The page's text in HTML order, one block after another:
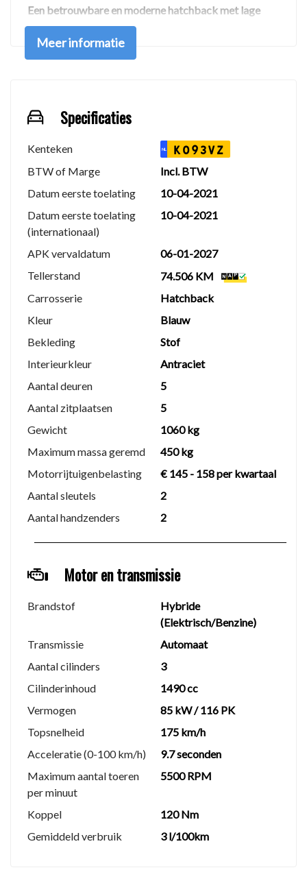
Een betrouwbare en moderne hatchback met lage
gebruikskosten en veel rijcomfort.
U bent van harte welkom voor een proefrit.
zich specialiseert in de in- en verkoop van
betrouwbare occasions tegen een scherpe prijs.
Basis afleverpakket – €395
Minimaal 6 maanden geldige APK
Aflevercontrolebeurt
Auto gereinigd van binnen en buiten
€25 brandstof inbegrepen
Premium afleverpakket – €995
Nieuwe APK
fabrieksvoorschriften
6 maanden garantie tot 15.000 km
Auto grondig gereinigd van binnen en buiten
½ tank brandstof inbegrepen
Gratis tenaamstelling
Autohuis Mulder
Turfsteker 2
Kvk: 99893347
verkoop@autohuismulder.nl
Contact persoon: Remco Oevering
We hebben ons uiterste best gedaan om alle
Er kunnen echter geen rechten worden ontleend aan
de verstrekte informatie in de advertentie. Vertrouw
niet alleen op deze informatie maar controleer altijd
zelf de zaken welke voor jou belangrijk zijn en je
beslissing zouden kunnen beïnvloeden. Neem contact
op met de verkoper voor aanvullende vragen.
U bent van harte welkom voor een proefrit.
Meer informatie
Specificaties
Kenteken NL K093VZ
BTW of Marge
Incl. BTW
Datum eerste toelating
10-04-2021
Datum eerste toelating
(internationaal)
10-04-2021
APK vervaldatum
06-01-2027
Tellerstand
74.506 KM
Carrosserie
Hatchback
Kleur
Blauw
Bekleding
Stof
Interieurkleur
Antraciet
Aantal deuren
5
Aantal zitplaatsen
5
Gewicht
1060 kg
Maximum massa geremd
450 kg
Motorrijtuigenbelasting
€ 145 - 158 per kwartaal
Aantal sleutels
2
Aantal handzenders
2
Motor en transmissie
Brandstof
Hybride
(Elektrisch/Benzine)
Transmissie
Automaat
Aantal cilinders
3
Cilinderinhoud
1490 cc
Vermogen
85 kW / 116 PK
Topsnelheid
175 km/h
Acceleratie (0-100 km/h)
9.7 seconden
Maximum aantal toeren
per minuut
5500 RPM
Koppel
120 Nm
Gemiddeld verbruik
3 l/100km